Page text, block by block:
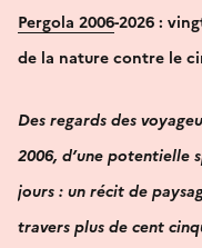
Pergola 2006-2026 :
de la nature contre le
Des regards des
2006, d’une potentielle
jours : un récit de
travers plus de cent